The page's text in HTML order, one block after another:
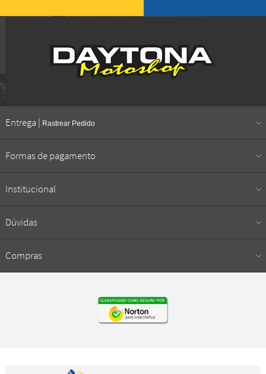
Entrega | Rastrear Pedido
Formas de pagamento
Institucional
Dúvidas
Compras